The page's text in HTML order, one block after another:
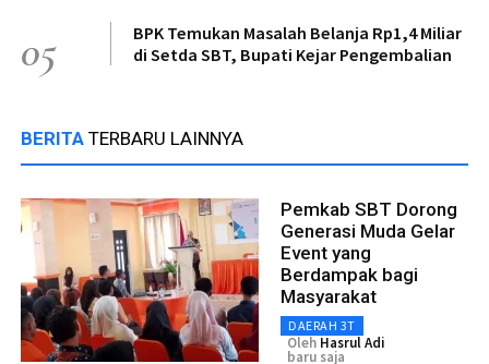
05
BPK Temukan Masalah Belanja Rp1,4 Miliar
di Setda SBT, Bupati Kejar Pengembalian
BERITA TERBARU LAINNYA
Pemkab SBT Dorong
Generasi Muda Gelar
Event yang
Berdampak bagi
Masyarakat
DAERAH 3T
Oleh Hasrul Adi
baru saja